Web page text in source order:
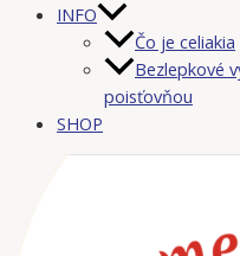
INFO
Čo je celiakia
Bezlepkové
poisťovňou
SHOP